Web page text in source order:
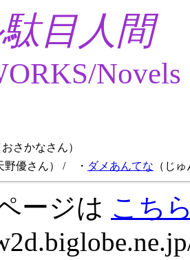
目人間
Novels
おさかなさん）
野優さん） / ・ ダメあんてな （じ
ージは こち